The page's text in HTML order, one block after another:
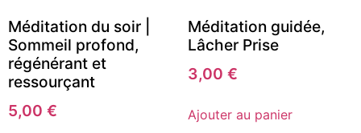
Méditation du soir |
Sommeil profond,
régénérant et
ressourçant
5,00 €
Méditation guidée,
Lâcher Prise
3,00 €
Ajouter au panier